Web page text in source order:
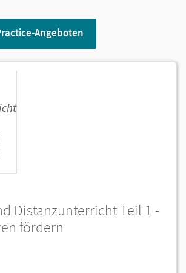
Angeboten
Distanzunterricht Teil 1 -
fördern